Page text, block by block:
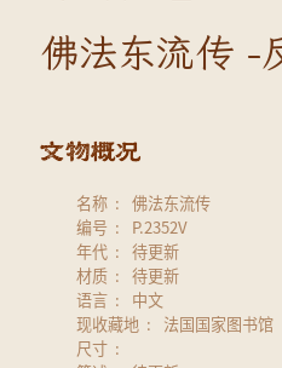
佛法东流传 -
名称
佛法东流传
编号
P.2352V
年代
待更新
材质
待更新
语言
中文
现收藏地
法国国家图书馆
尺寸